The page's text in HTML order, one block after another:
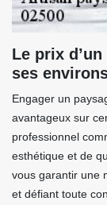
Le prix
ses
Engager un
avantageux sur
professionnel
esthétique et de
vous garantir une
et défiant toute